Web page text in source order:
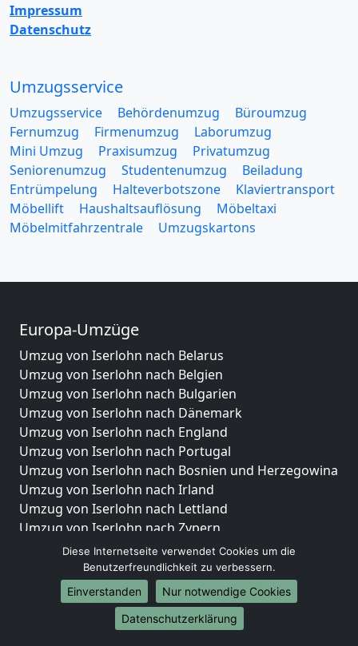
Impressum
Datenschutz
Umzugsservice
Umzugsservice Behördenumzug
Büroumzug
Fernumzug
Firmenumzug
Laborumzug
Mini Umzug
Praxisumzug
Privatumzug
Seniorenumzug
Studentenumzug
Beiladung
Entrümpelung
Halteverbotszone
Klaviertransport
Möbellift
Haushaltsauflösung
Möbeltaxi
Möbelmitfahrzentrale
Umzugskartons
Europa-Umzüge
Umzug von Iserlohn nach Belarus
Umzug von Iserlohn nach Belgien
Umzug von Iserlohn nach Bulgarien
Umzug von Iserlohn nach Dänemark
Umzug von Iserlohn nach England
Umzug von Iserlohn nach Portugal
Umzug von Iserlohn nach Bosnien und Herzegowina
Umzug von Iserlohn nach Irland
Umzug von Iserlohn nach Lettland
Umzug von Iserlohn nach Zypern
Umzug von Iserlohn nach Kroatien
Umzug von Iserlohn nach Estland
Umzug von Iserlohn nach Finnland
Umzug von Iserlohn nach Frankreich
Umzug von Iserlohn nach Griechenland
Diese Internetseite verwendet Cookies um die
Benutzerfreundlichkeit zu verbessern.
Einverstanden
Nur notwendige Cookies
Datenschutzerklärung